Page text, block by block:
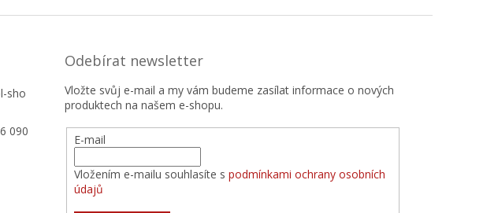
sho
090
Odebírat newsletter
Vložte svůj e-mail a my vám budeme zasílat informace o nových
produktech na našem e-shopu.
E-mail
Vložením e-mailu souhlasíte spodmínkami ochrany osobních
údajů